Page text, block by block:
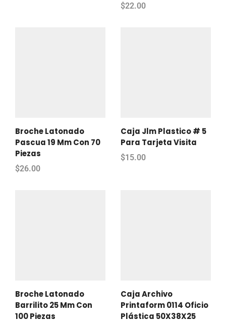
$22.00
Broche Latonado
Pascua 19 Mm Con 70
Piezas
$26.00
Caja Jlm Plastico # 5
Para Tarjeta Visita
$15.00
Broche Latonado
Barrilito 25 Mm Con
100 Piezas
Caja Archivo
Printaform 0114 Oficio
Plástica 50X38X25